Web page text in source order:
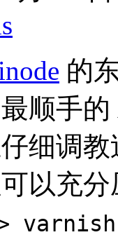
的
顺手
细调
以充